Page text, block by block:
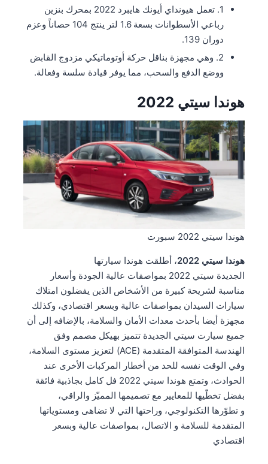
1. تعمل هيونداي أيونك هايبرد 2022 بمحرك بنزين
رباعي الأسطوانات بسعة 1.6 لتر ينتج 104 حصاناً وعزم
دوران 139.
2. وهي مجهزة بناقل حركة أوتوماتيكي مزدوج القابض
ووضع الدفع والسحب، مما يوفر قيادة سلسة وفعالة.
هوندا سيتي 2022
هوندا سيتي 2022 سبورت
هوندا سيتي 2022
، أطلقت هوندا سيارتها
الجديدة سيتي 2022 بمواصفات عالية الجودة وأسعار
مناسبة لشريحة كبيرة من الأشخاص الذين يفضلون امتلاك
سيارات السيدان بمواصفات عالية وبسعر اقتصادي، وكذلك
مجهزة أيضا بأحدث معدات الأمان والسلامة، بالإضافه إلى أن
جميع سيارت سيتي الجديدة تتميز بهيكل مصمم وفق
الهندسة المتوافقة المتقدمة (ACE) لتعزيز مستوى السلامة،
وفي الوقت نفسه للحد من أخطار المركبات الأخرى عند
الحوادث، وتمتع هوندا سيتي 2022 فل كامل بجاذبية فائقة
بفضل تخطّيها للمعايير مع تصميمها المميّز والراقي،
و تطوّرها التكنولوجي، وراحتها التي لا تضاهى ومستوياتها
المتقدمة للسلامة و الاتصال، بمواصفات عالية وبسعر
اقتصادي